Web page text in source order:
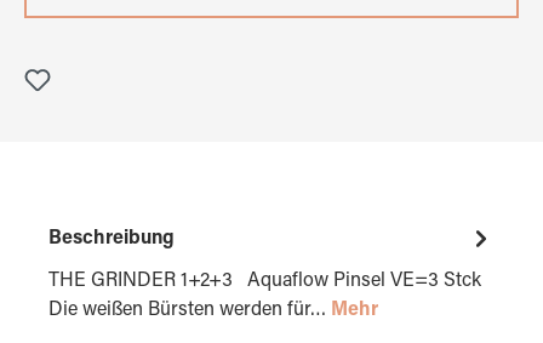
Beschreibung
THE GRINDER 1+2+3 Aquaflow Pinsel VE=3 Stck
Die weißen Bürsten werden für… Mehr